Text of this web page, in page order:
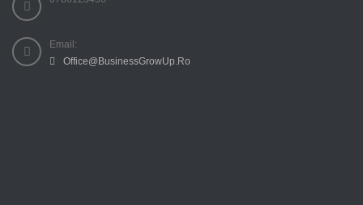
Email:
Office@BusinessGrowUp.Ro